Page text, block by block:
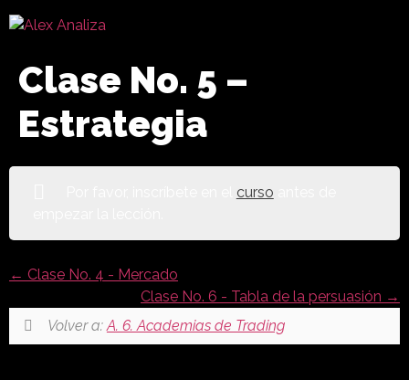
Clase No. 5 –
Estrategia
curso
Clase No. 4 - Mercado
Clase No. 6 - Tabla de la persuasión
Volver a:A. 6. Academias de Trading